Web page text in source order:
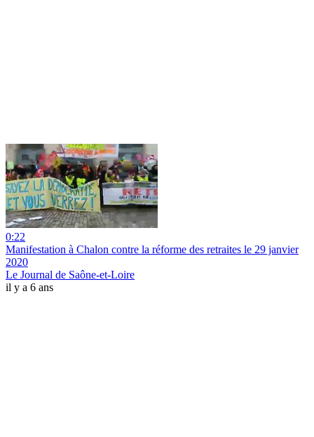
0:22
Manifestation à Chalon contre la réforme des retraites le 29 janvier
2020
Le Journal de Saône-et-Loire
il y a 6 ans